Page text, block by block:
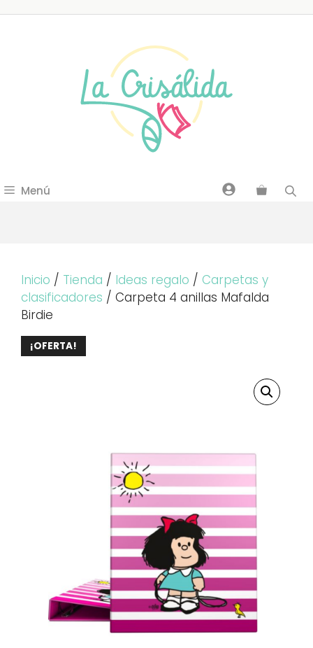
Menú
Inicio / Tienda / Ideas regalo / Carpetas y
clasificadores / Carpeta 4 anillas Mafalda
Birdie
¡OFERTA!